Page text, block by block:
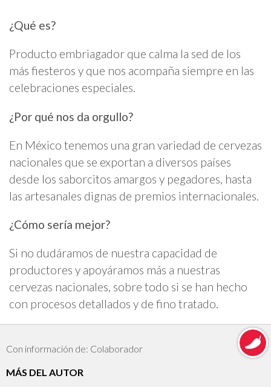
¿Qué es?
Producto embriagador que calma la sed de los
más fiesteros y que nos acompaña siempre en las
celebraciones especiales.
¿Por qué nos da orgullo?
En México tenemos una gran variedad de cervezas
nacionales que se exportan a diversos países
desde los saborcitos amargos y pegadores, hasta
las artesanales dignas de premios internacionales.
¿Cómo sería mejor?
Si no dudáramos de nuestra capacidad de
productores y apoyáramos más a nuestras
cervezas nacionales, sobre todo si se han hecho
con procesos detallados y de fino tratado.
Con información de: Colaborador
MÁS DEL AUTOR